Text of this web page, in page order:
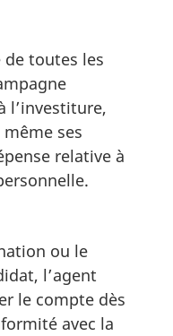
toutes les
l’investiture,
ses
relative à
ou le
l’agent
le compte dès
avec la